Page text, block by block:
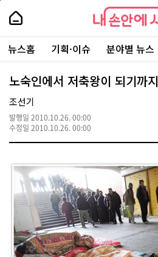
본
로
가
내
손
안
에
서
울
-
서
울
시
대
표
소
포
털
내
손
에
울
주
요
서
뉴스홈 기획·이슈 분야별 뉴스
노숙인에서 저축왕이 되기까지
조선기
발행일 2010.10.26. 00:00
수정일 2010.10.26. 00:00
페
상
단
로